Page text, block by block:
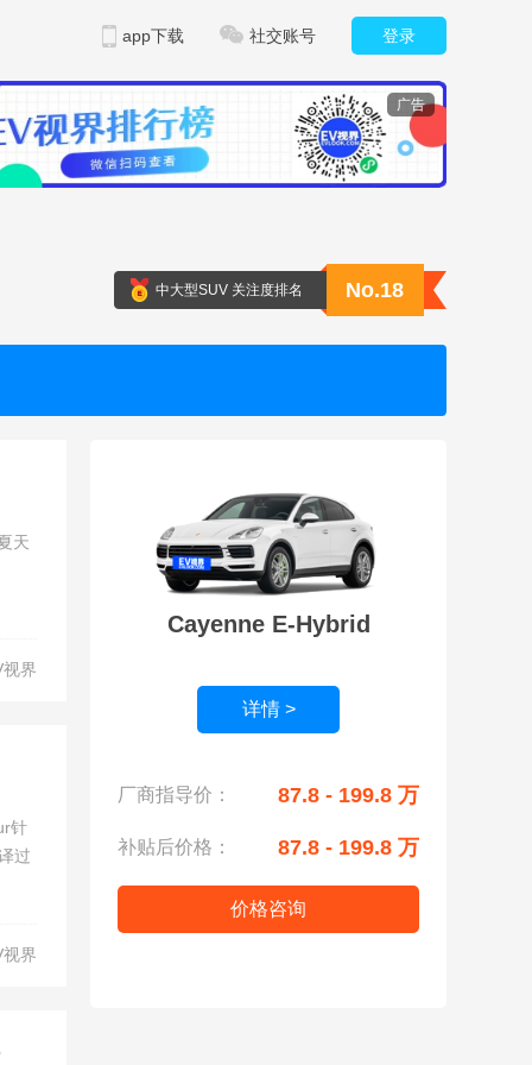
登录
社交账号
app下载
广告
中大型SUV 关注度排名 No.18
天
界
针
过
界
Cayenne E-Hybrid
详情 >
厂商指导价： 87.8 - 199.8 万
补贴后价格： 87.8 - 199.8 万
价格咨询